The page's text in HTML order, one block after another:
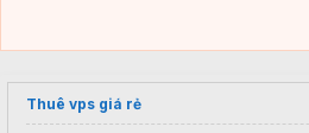
Thuê vps giá rẻ